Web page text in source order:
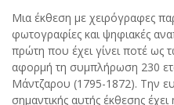
Μια έκθεση με χειρόγραφες
φωτογραφίες και ψηφιακές
πρώτη που έχει γίνει ποτέ ως
αφορμή τη συμπλήρωση 230
Μάντζαρου (1795-1872). Την
σημαντικής αυτής έκθεσης έχει